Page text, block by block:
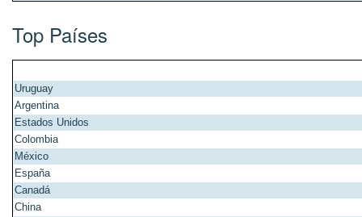
Top Países
Uruguay
Argentina
Estados Unidos
Colombia
México
España
Canadá
China